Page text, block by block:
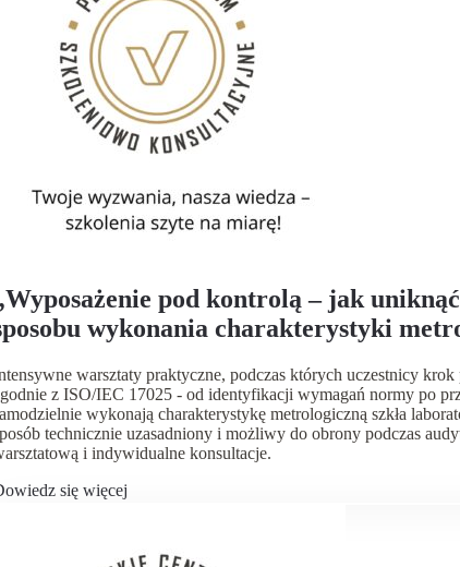
pod kontrolą – jak uniknąć błędów i przejść każdy
wykonania charakterystyki
warsztaty praktyczne, podczas których uczestnicy
z ISO/IEC 17025 - od identyfikacji wymagań normy po
wykonają charakterystykę metrologiczną szkła
technicznie uzasadniony i możliwy do obrony podczas
i indywidualne konsultacje.
się więcej